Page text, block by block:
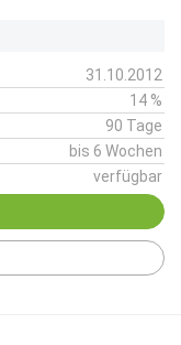
31.10.2012
14 %
90 Tage
bis 6 Wochen
verfügbar